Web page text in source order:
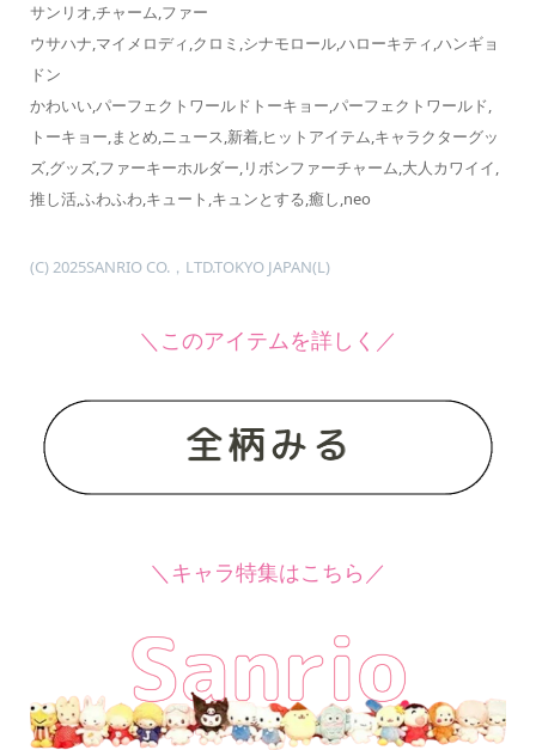
サンリオ,チャーム,ファー
ウサハナ,マイメロディ,クロミ,シナモロール,ハローキティ,ハンギョ
ドン
かわいい,パーフェクトワールドトーキョー,パーフェクトワールド,
トーキョー,まとめ,ニュース,新着,ヒットアイテム,キャラクターグッ
ズ,グッズ,ファーキーホルダー,リボンファーチャーム,大人カワイイ,
推し活,ふわふわ,キュート,キュンとする,癒し,neo
(C) 2025SANRIO CO.，LTD.TOKYO JAPAN(L)
＼このアイテムを詳しく／
＼キャラ特集はこちら／